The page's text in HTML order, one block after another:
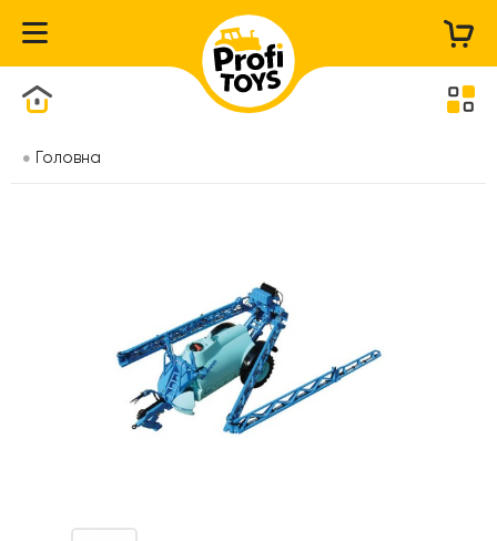
Головна
Каталог товарів